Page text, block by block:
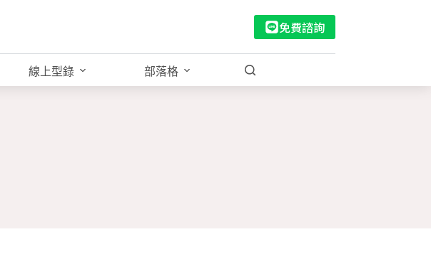
免費諮詢
線上型錄 部落格